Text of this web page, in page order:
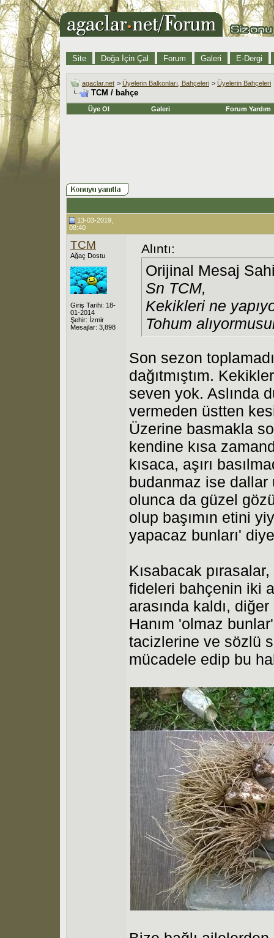
Site Doğa İçin Çal Forum Galeri E-Dergi
agaclar.net > Üyelerin Balkonları, Bahçeleri > Üyelerin Bahçeleri
TCM / bahçe
Üye Ol Galeri Forum Yardım
13-03-2019,
08:40
TCM
Ağaç Dostu
Giriş Tarihi: 18-
01-2014
Şehir: İzmir
Mesajlar: 3,898
Alıntı:
Orijinal Mesaj
Sn TCM,
Kekikleri ne
Tohum
Son sezon
dağıtmıştım.
seven yok. Aslında
vermeden üstten
Üzerine basmakla
kendine kısa
kısaca, aşırı
budanmaz ise dallar
olunca da güzel
olup başımın etini
yapacaz bunları'
Kısabacak
fideleri bahçenin iki
arasında kaldı,
Hanım 'olmaz
tacizlerine ve sözlü
mücadele edip bu